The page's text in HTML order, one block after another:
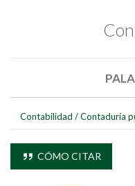
Contabilidad /Contaduría
CÓMO CITAR